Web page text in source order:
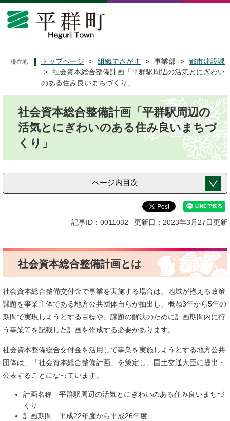
ペ
メ
現在地 トップページ > 組織でさがす > 事業部 > 都市建設課
> 社会資本総合整備計画「平群駅周辺の活気とにぎわい
のある住み良いまちづくり」
社会資本総合整備計画「平群駅周辺の
活気とにぎわいのある住み良いまちづ
くり」
ページ内目次
記事ID：0011032 更新日：2023年3月27日更新
社会資本総合整備計画とは
社会資本総合整備交付金で事業を実施する場合は、地域が抱える政策
課題を事業主体である地方公共団体自らが抽出し、概ね3年から5年の
期間で実現しようとする目標や、課題の解決のために計画期間内に行
う事業等を記載した計画を作成する必要があります。
社会資本整備総合交付金を活用して事業を実施しようとする地方公共
団体は、「社会資本総合整備計画」を策定し、国土交通大臣に提出・
公表することになっています。
計画名称 平群駅周辺の活気とにぎわいのある住み良いまちづ
くり
計画期間 平成22年度から平成26年度